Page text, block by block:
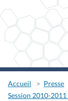
Accueil Presse
Session 2010-2011